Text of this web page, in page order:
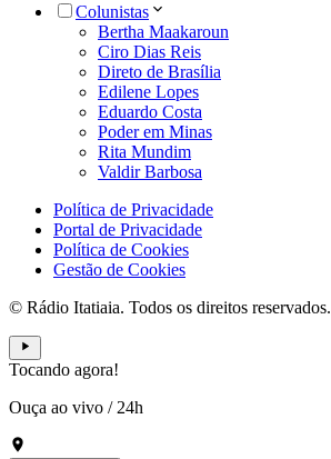
Colunistas
Bertha Maakaroun
Ciro Dias Reis
Direto de Brasília
Edilene Lopes
Eduardo Costa
Poder em Minas
Rita Mundim
Valdir Barbosa
Política de Privacidade
Portal de Privacidade
Política de Cookies
Gestão de Cookies
© Rádio Itatiaia. Todos os direitos reservados.
Tocando agora!
Ouça ao vivo / 24h